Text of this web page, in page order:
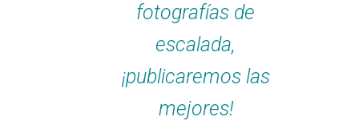
fotografías de
escalada,
¡publicaremos las
mejores!